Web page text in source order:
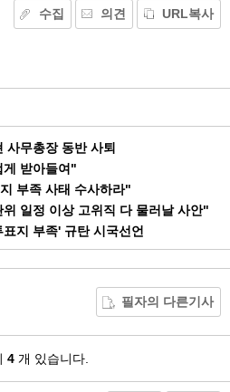
수집 의견 URL복사
사무총장 동반 사퇴
받아들여"
부족 사태 수사하라"
일정 이상 고위직 다 물러날 사안"
지 부족' 규탄 시국선언
필자의 다른기사
4 개 있습니다.